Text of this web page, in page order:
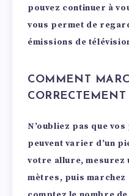
pouvez continuer à
vous permet de
émissions de
COMMENT
CORRECTEMENT
N’oubliez pas que
peuvent varier d’un
votre allure, mesurez
mètres, puis